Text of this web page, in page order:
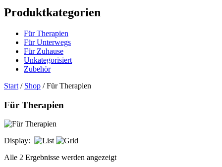
Produktkategorien
Für Therapien
Für Unterwegs
Für Zuhause
Unkategorisiert
Zubehör
Start / Shop / Für Therapien
Für Therapien
Display:
Alle 2 Ergebnisse werden angezeigt